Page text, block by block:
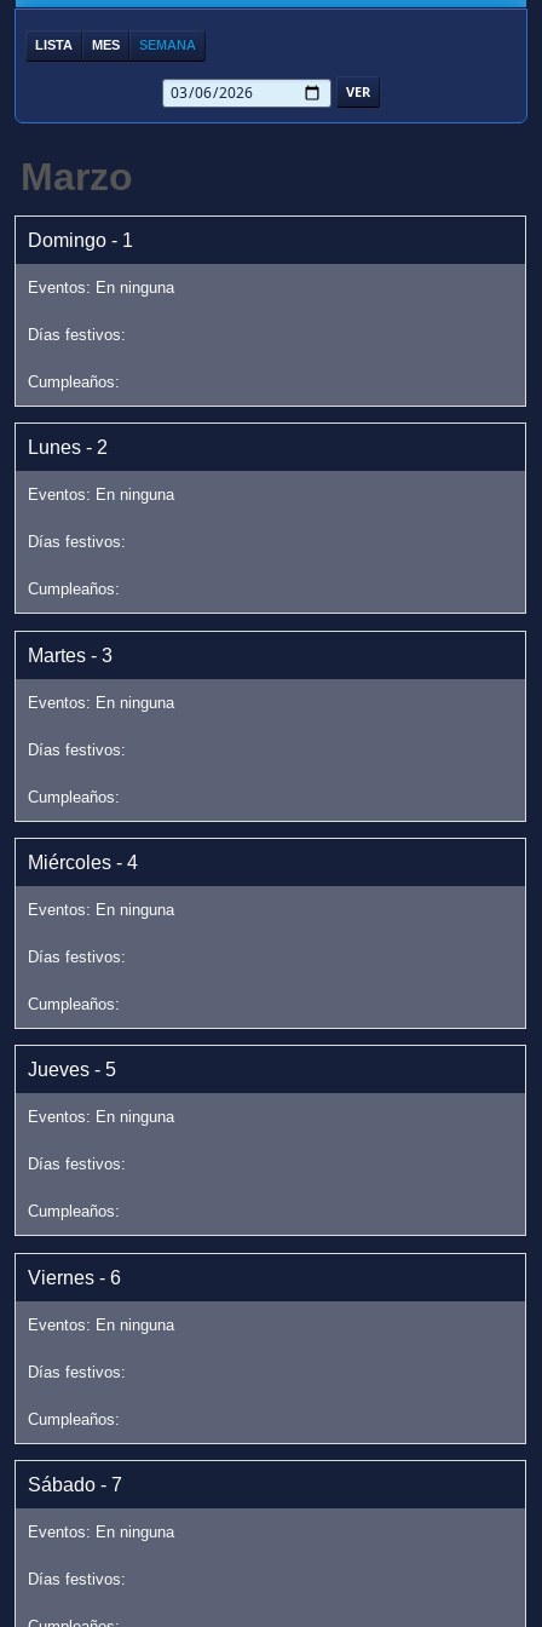
LISTA MES SEMANA
Marzo
Domingo - 1
Lunes - 2
Martes - 3
Miércoles - 4
Jueves - 5
Viernes - 6
Sábado - 7